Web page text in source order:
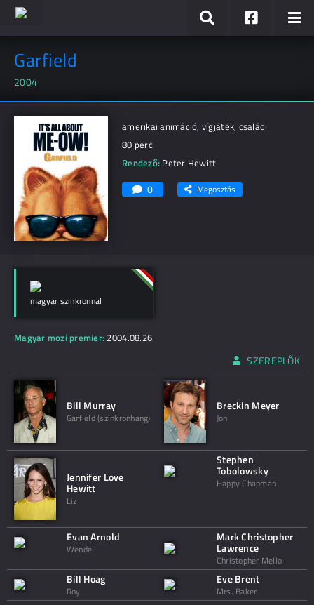
Garfield
2004
amerikai animáció, vígjáték, családi
80 perc
Rendező: Peter Hewitt
0 Megosztás
magyar szinkronnal
Magyar mozi premier: 2004.08.26.
SZEREPLŐK
Bill Murray
Garfield (szinkronhang)
Breckin Meyer
Jon
Jennifer Love
Hewitt
Liz
Stephen
Tobolowsky
Happy Chapman
Evan Arnold
Wendell
Mark Christopher
Lawrence
Christopher Mello
Bill Hoag
Roy
Eve Brent
Mrs. Baker